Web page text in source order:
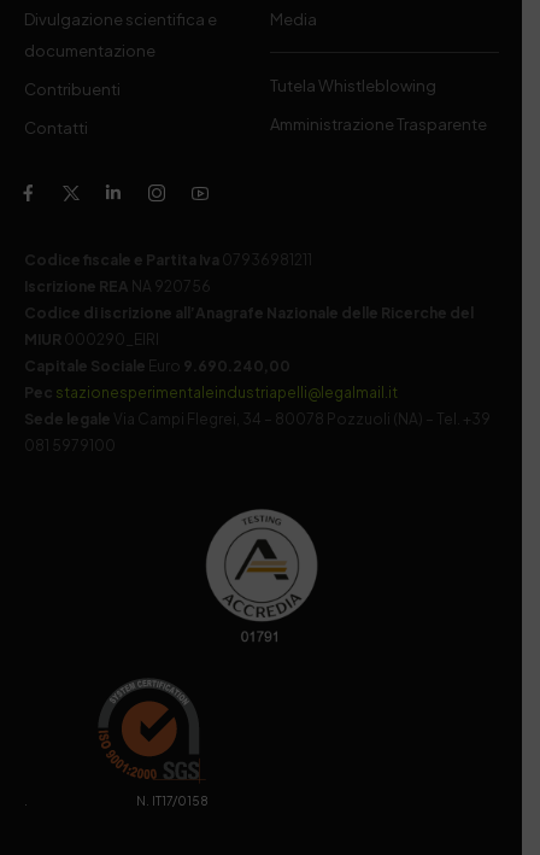
Divulgazione scientifica e
documentazione
Contribuenti
Contatti
Media
Tutela Whistleblowing
Amministrazione Trasparente
Codice fiscale e Partita Iva 07936981211
Iscrizione REA NA 920756
Codice di iscrizione all’Anagrafe Nazionale delle Ricerche del
MIUR 000290_EIRI
Capitale Sociale Euro 9.690.240,00
Pec stazionesperimentaleindustriapelli@legalmail.it
Sede legale
Via Campi Flegrei, 34 – 80078 Pozzuoli (NA) – Tel. +39
081 5979100
. N. IT17/0158